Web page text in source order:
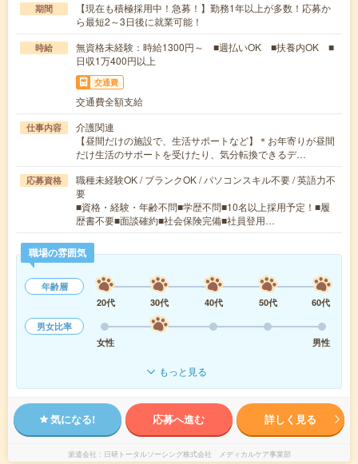
期間
【現在も積極採用中！急募！】勤務1年以上が多数！応募か
ら最短2～3日後に就業可能！
時給
無資格未経験：時給1300円～ ■週払いOK ■扶養内OK ■
日収1万400円以上
交通費
交通費全額支給
仕事内容
介護関連
【昼間だけの施設で、生活サポートなど】＊お年寄りが昼間
だけ生活のサポートを受けたり、気分転換できるデ…
応募資格
職種未経験OK / ブランクOK / パソコンスキル不要 / 英語力不
要
■資格・経験・年齢不問■学歴不問■10名以上採用予定！■履
歴書不要■面談確約■社会保険完備■社員登用…
職場の雰囲気
年齢層
20代
30代 40代 50代
60代
男女比率
女性
男性
もっと見る
気になる! 応募へ進む 詳しく見る
派遣会社 日研トータルソーシング株式会社 メディカルケア事業部